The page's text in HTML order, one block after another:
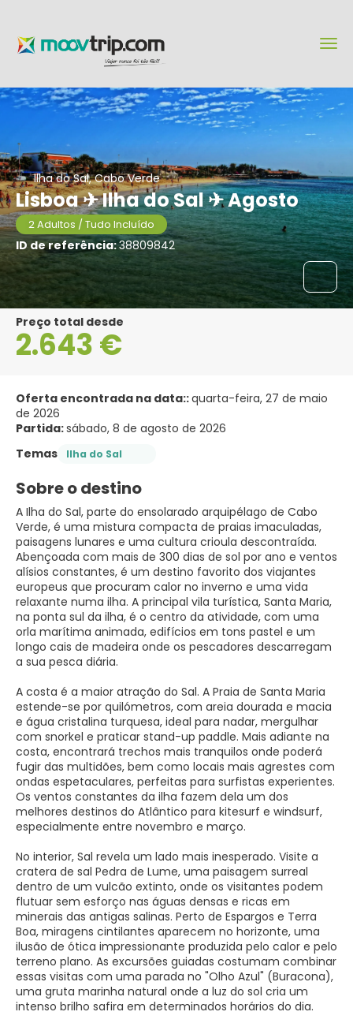
Ilha do Sal, Cabo Verde
Lisboa ✈ Ilha do Sal ✈ Agosto
2 Adultos / Tudo Incluído
ID de referência:38809842
Preço total desde
2.643 €
Oferta encontrada na data::quarta-feira, 27 de maio
de 2026
Partida:sábado, 8 de agosto de 2026
Temas
Ilha do Sal
Sobre o destino
A Ilha do Sal, parte do ensolarado arquipélago de Cabo
Verde, é uma mistura compacta de praias imaculadas,
paisagens lunares e uma cultura crioula descontraída.
Abençoada com mais de 300 dias de sol por ano e ventos
alísios constantes, é um destino favorito dos viajantes
europeus que procuram calor no inverno e uma vida
relaxante numa ilha. A principal vila turística, Santa Maria,
na ponta sul da ilha, é o centro da atividade, com uma
orla marítima animada, edifícios em tons pastel e um
longo cais de madeira onde os pescadores descarregam
a sua pesca diária.
A costa é a maior atração do Sal. A Praia de Santa Maria
estende-se por quilómetros, com areia dourada e macia
e água cristalina turquesa, ideal para nadar, mergulhar
com snorkel e praticar stand-up paddle. Mais adiante na
costa, encontrará trechos mais tranquilos onde poderá
fugir das multidões, bem como locais mais agrestes com
ondas espetaculares, perfeitas para surfistas experientes.
Os ventos constantes da ilha fazem dela um dos
melhores destinos do Atlântico para kitesurf e windsurf,
especialmente entre novembro e março.
No interior, Sal revela um lado mais inesperado. Visite a
cratera de sal Pedra de Lume, uma paisagem surreal
dentro de um vulcão extinto, onde os visitantes podem
flutuar sem esforço nas águas densas e ricas em
minerais das antigas salinas. Perto de Espargos e Terra
Boa, miragens cintilantes aparecem no horizonte, uma
ilusão de ótica impressionante produzida pelo calor e pelo
terreno plano. As excursões guiadas costumam combinar
essas visitas com uma parada no "Olho Azul" (Buracona),
uma gruta marinha natural onde a luz do sol cria um
intenso brilho safira em determinados horários do dia.